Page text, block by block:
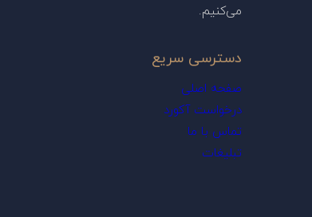
می‌کنیم.
دسترسی سریع
صفحه اصلی
درخواست آکورد
تماس با ما
تبلیغات